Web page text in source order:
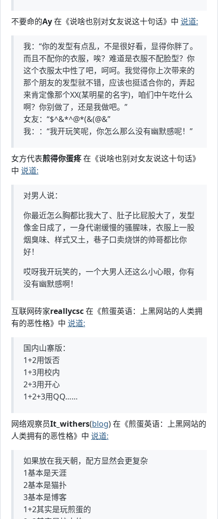
不要命的Ay在《说啥也别对女友说这十句话》中 说道:
我：“你的发型有点乱，不是很好看，显得你胖了。
而且不配你的衣服，唉？难道是衣服不配脸型？你
这个衣服太中性了吧，呵呵。我觉得你上次带来的
那个朋友的发型就不错，应该也挺适合你的，弄起
来肯定像那个XX(某明星的名字)，咱们中午吃什么
啊？你别做了，还是我做吧。”
女友：“$^&*^@*(&(@&”
我：：“我开玩笑呢，你怎么那么没有幽默感呢！”
女方代表煎得你蛋疼在《说啥也别对女友说这十句话》
中 说道:
对男人说：
你最近怎么胸都比我大了、肚子比屁股大了，发型
像金日成了，一身代谢缓慢的骚腥味，衣服上一股
烟臭味、样式又土，巷子口卖烧饼的帅哥都比你
好！
哎呀我开玩笑的，一个大男人还这么小心眼，你有
没有幽默感啊！
互联网砖家reallycsc在《煎蛋英语：上黑网站的人类拥
有的恶性格》中 说道:
国内山寨版：
1+2用饭否
1+3用校内
2+3用开心
1+2+3用QQ……
网络观察员It_withers(blog) 在《煎蛋英语：上黑网站的
人类拥有的恶性格》中 说道:
如果放在我天朝，配方显然会更复杂
1基本是天涯
2基本是猫扑
3基本是博客
1+2其实是玩煎蛋的